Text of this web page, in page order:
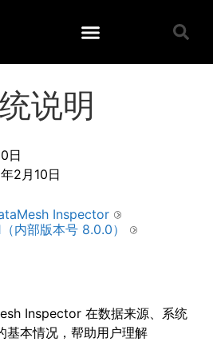
说明
日
2月10日
Inspector
内部版本号 8.0.0）
Inspector 在数据来源、系统
基本情况，帮助用户理解